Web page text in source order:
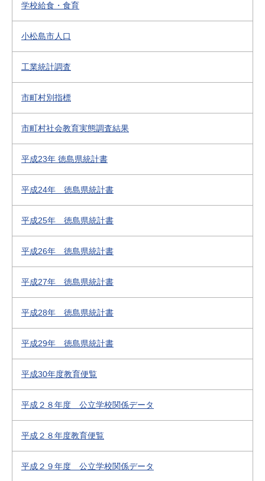
学校給食・食育
小松島市人口
工業統計調査
市町村別指標
市町村社会教育実態調査結果
平成23年 徳島県統計書
平成24年 徳島県統計書
平成25年 徳島県統計書
平成26年 徳島県統計書
平成27年 徳島県統計書
平成28年 徳島県統計書
平成29年 徳島県統計書
平成30年度教育便覧
平成２８年度 公立学校関係データ
平成２８年度教育便覧
平成２９年度 公立学校関係データ